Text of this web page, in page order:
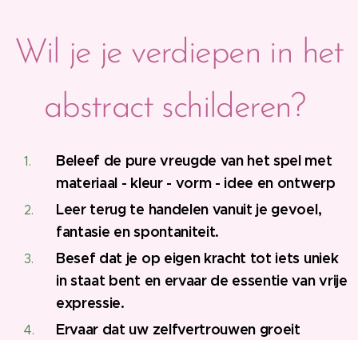
Wil je je verdiepen in het
abstract schilderen?
Beleef de pure vreugde van het spel met
materiaal - kleur - vorm - idee en ontwerp
Leer terug te handelen vanuit je gevoel,
fantasie en spontaniteit.
Besef dat je op eigen kracht tot iets uniek
in staat bent en ervaar de essentie van vrije
expressie.
Ervaar dat uw zelfvertrouwen groeit